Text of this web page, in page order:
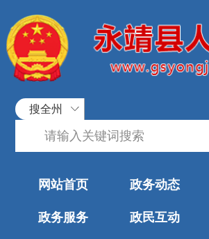
搜全州
网站首页 政务动态
政务服务 政民互动